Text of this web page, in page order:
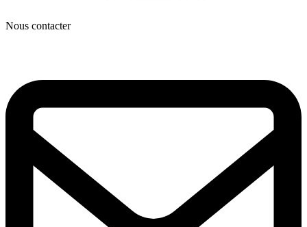
Nous contacter